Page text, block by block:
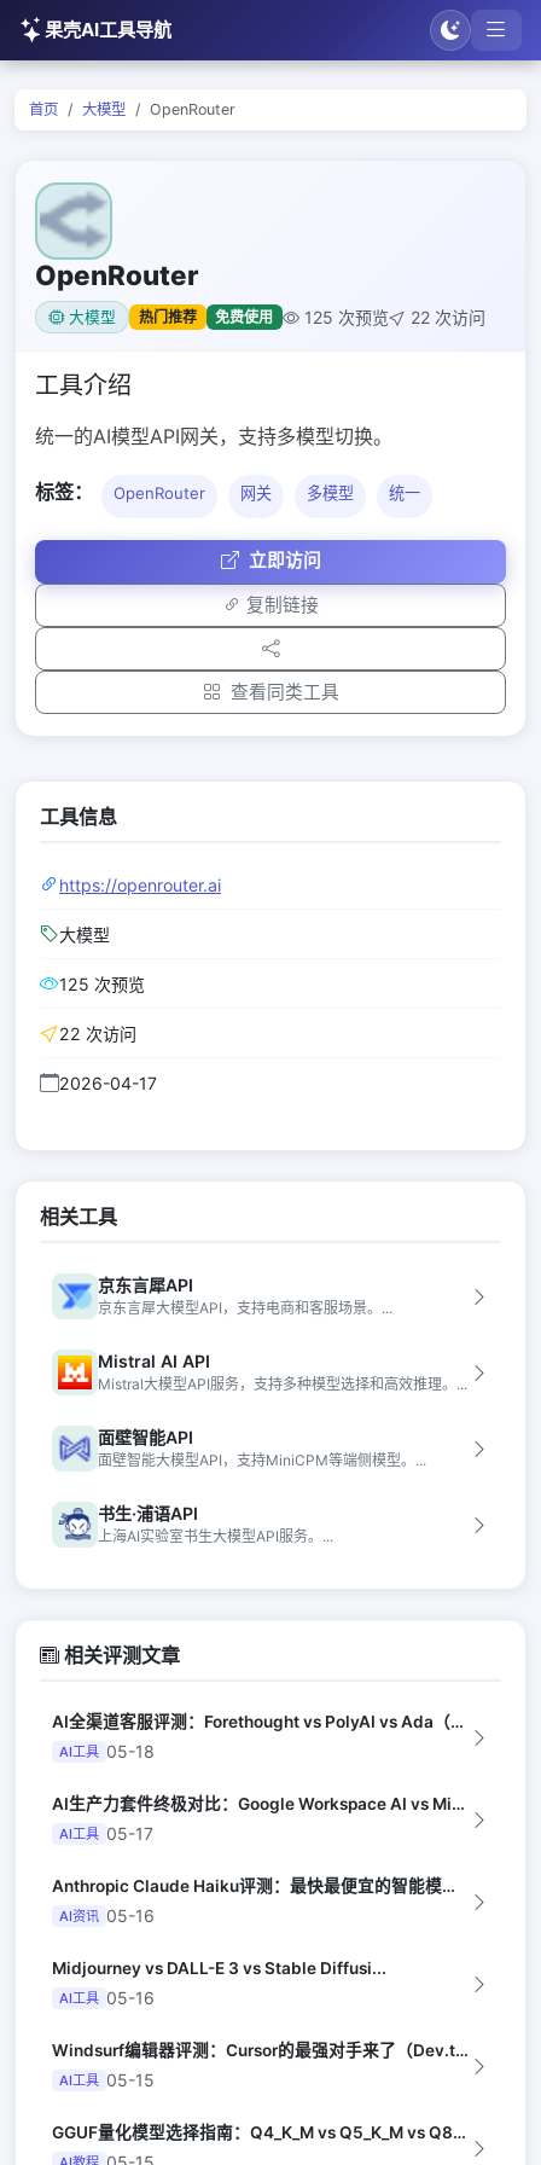
果壳AI工具导航
首页 大模型 OpenRouter
OpenRouter
大模型 热门推荐 免费使用 125 次预览 22 次访问
工具介绍
统一的AI模型API网关，支持多模型切换。
标签： OpenRouter 网关 多模型 统一
立即访问
复制链接
查看同类工具
工具信息
https://openrouter.ai
大模型
125 次预览
22 次访问
2026-04-17
相关工具
京东言犀API
京东言犀大模型API，支持电商和客服场景。...
Mistral AI API
Mistral大模型API服务，支持多种模型选择和高效推理。...
面壁智能API
面壁智能大模型API，支持MiniCPM等端侧模型。...
书生·浦语API
上海AI实验室书生大模型API服务。...
相关评测文章
AI全渠道客服评测：Forethought vs PolyAI vs Ada（G...
AI工具 05-18
AI生产力套件终极对比：Google Workspace AI vs Micro...
AI工具 05-17
Anthropic Claude Haiku评测：最快最便宜的智能模型（Late...
AI资讯 05-16
Midjourney vs DALL-E 3 vs Stable Diffusi...
AI工具 05-16
Windsurf编辑器评测：Cursor的最强对手来了（Dev.to）
AI工具 05-15
GGUF量化模型选择指南：Q4_K_M vs Q5_K_M vs Q8_0（Lo...